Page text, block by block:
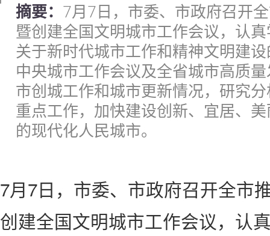
摘要： 7月7日，市委、市政府召开
暨创建全国文明城市工作会议，认
关于新时代城市工作和精神文明建
中央城市工作会议及全省城市高质
市创城工作和城市更新情况，研究
重点工作，加快建设创新、宜居、
的现代化人民城市。
7月7日，市委、市政府召开全市
创建全国文明城市工作会议，认